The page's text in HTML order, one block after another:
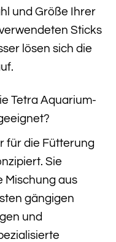
und Größe Ihrer
Sticks
lösen sich die
Tetra Aquarium-
für die Fütterung
Sie
Mischung aus
gängigen
und